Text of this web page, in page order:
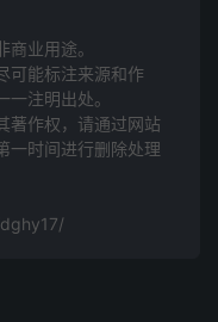
泛，巧好声容，驰逞
而人亦有取於此而笃
齐人和之众，楚人咻
之。
使遵而行之，庶几心
悉究其理，徒为繁琐
凡诀目之略者，本为
业用途。
可能标注来源和作
注明出处。
著作权，请通过网站
一时间进行删除处理